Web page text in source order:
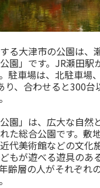
る大津市の公園は、
公園」です。JR瀬田
駐車場は、北駐車場
り、合わせると300台
公園」は、広大な自然
た総合公園です。敷
代美術館などの文化
もが遊べる遊具のあ
齢層の人がそれぞれ